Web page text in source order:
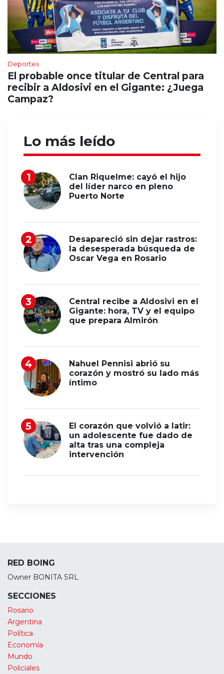
Deportes
El probable once titular de Central para
recibir a Aldosivi en el Gigante: ¿Juega
Campaz?
Lo más leído
Clan Riquelme: cayó el hijo
del líder narco en pleno
Puerto Norte
Desapareció sin dejar rastros:
la desesperada búsqueda de
Oscar Vega en Rosario
Central recibe a Aldosivi en el
Gigante: hora, TV y el equipo
que prepara Almirón
Nahuel Pennisi abrió su
corazón y mostró su lado más
íntimo
El corazón que volvió a latir:
un adolescente fue dado de
alta tras una compleja
intervención
RED BOING
Owner BONITA SRL
SECCIONES
Rosario
Argentina
Política
Economía
Mundo
Policiales